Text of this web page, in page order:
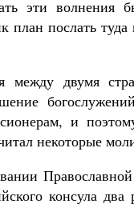
эти волнения
план послать
между двумя
и
некоторые
консула два